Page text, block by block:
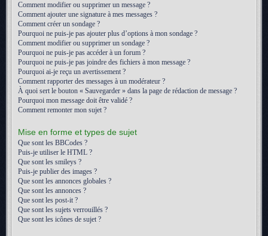
Comment modifier ou supprimer un message ?
Comment ajouter une signature à mes messages ?
Comment créer un sondage ?
Pourquoi ne puis-je pas ajouter plus d’options à mon sondage ?
Comment modifier ou supprimer un sondage ?
Pourquoi ne puis-je pas accéder à un forum ?
Pourquoi ne puis-je pas joindre des fichiers à mon message ?
Pourquoi ai-je reçu un avertissement ?
Comment rapporter des messages à un modérateur ?
À quoi sert le bouton « Sauvegarder » dans la page de rédaction de message ?
Pourquoi mon message doit être validé ?
Comment remonter mon sujet ?
Mise en forme et types de sujet
Que sont les BBCodes ?
Puis-je utiliser le HTML ?
Que sont les smileys ?
Puis-je publier des images ?
Que sont les annonces globales ?
Que sont les annonces ?
Que sont les post-it ?
Que sont les sujets verrouillés ?
Que sont les icônes de sujet ?